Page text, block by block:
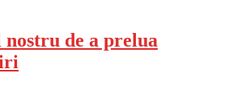
de a prelua